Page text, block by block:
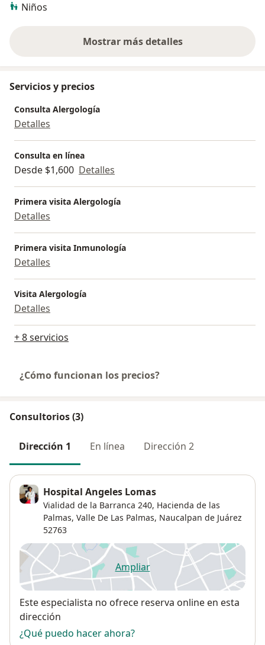
Niños
Mostrar más detalles
sobre la experiencia
Servicios y precios
Consulta Alergología
Detalles
Consulta en línea
Desde $1,600 Detalles
Primera visita Alergología
Detalles
Primera visita Inmunología
Detalles
Visita Alergología
Detalles
+ 8 servicios
¿Cómo funcionan los precios?
Consultorios (3)
Dirección 1 En línea Dirección 2
Hospital Angeles Lomas
Vialidad de la Barranca 240, Hacienda de las
Palmas, Valle De Las Palmas, Naucalpan de Juárez
52763
Ampliarse abre en una nueva
Disponibilidad
Este especialista no ofrece reserva online en esta
dirección
¿Qué puedo hacer ahora?